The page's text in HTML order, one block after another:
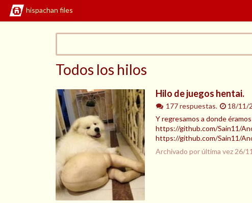
hispachan files
Todos los hilos
Hilo de juegos hentai.
177 respuestas.
18/11/
Y regresamos a donde
https://github.com/Sain11/
https://github.com/Sain11/
Archivado por última vez 26/